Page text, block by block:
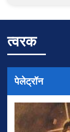
त्वरक
पेलेट्रॉन